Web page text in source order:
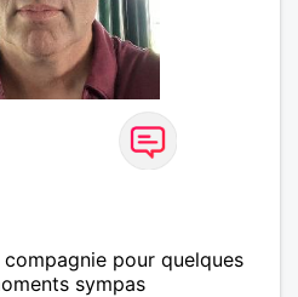
pour quelques
sympas